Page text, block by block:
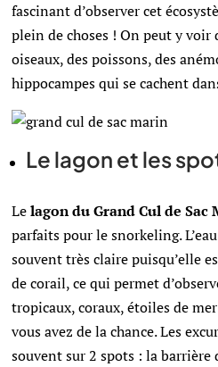
fascinant d’observer cet
plein de choses ! On peut y voir
oiseaux, des poissons, des
hippocampes qui se cachent
Le lagon et les
Lelagon du Grand Cul de Sac
parfaits pour le snorkeling.
souvent très claire puisqu’elle
de corail, ce qui permet
tropicaux, coraux, étoiles de
vous avez de la chance. Les
souvent sur 2 spots : la barrière